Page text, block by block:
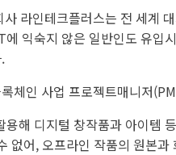
라인테크플러스는 전 세계
익숙지 않은 일반인도 유입
체인 사업 프로젝트매니저
해 디지털 창작품과 아이템
없어, 오프라인 작품의 원본